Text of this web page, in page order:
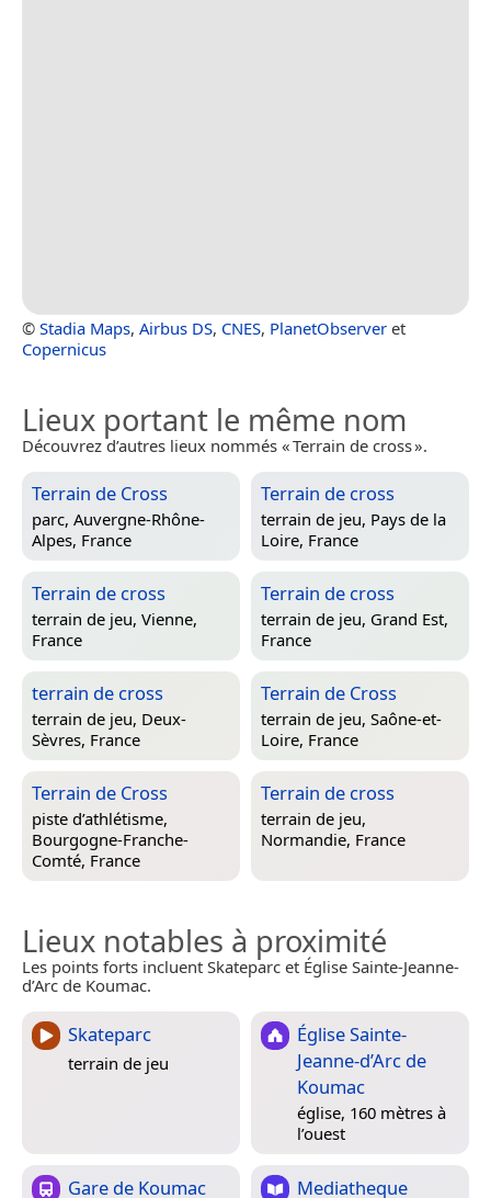
© Stadia Maps, Airbus DS, CNES, PlanetObserver et
Copernicus
Lieux portant le même nom
Découvrez d’autres lieux nommés « Terrain de cross ».
Terrain de Cross
parc, Auvergne-Rhône-
Alpes, France
Terrain de cross
terrain de jeu, Pays de la
Loire, France
Terrain de cross
terrain de jeu, Vienne,
France
Terrain de cross
terrain de jeu, Grand Est,
France
terrain de cross
terrain de jeu, Deux-
Sèvres, France
Terrain de Cross
terrain de jeu, Saône-et-
Loire, France
Terrain de Cross
piste d’athlétisme,
Bourgogne-Franche-
Comté, France
Terrain de cross
terrain de jeu,
Normandie, France
Lieux notables à proximité
Les points forts incluent Skateparc et Église Sainte-Jeanne-
d’Arc de Koumac.
Skateparc
terrain de jeu
Église Sainte-
Jeanne-d’Arc de
Koumac
église, 160 mètres à
l’ouest
Gare de Koumac
Mediatheque